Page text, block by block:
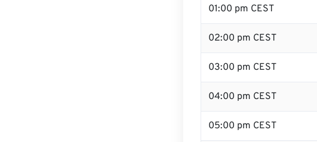
01:00 pm CEST
02:00 pm CEST
03:00 pm CEST
04:00 pm CEST
05:00 pm CEST